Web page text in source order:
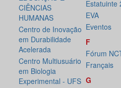
CIÊNCIAS
HUMANAS
Centro de Inovação
em Durabilidade
Acelerada
Centro Multiusuário
em Biologia
Experimental - UFS
Estatuinte
EVA
Eventos
F
Fórum
Français
G